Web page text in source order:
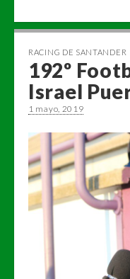
RACING DE SANTANDER
192º
Israel
1 mayo, 2019